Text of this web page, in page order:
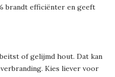
brandt efficiënter en geeft
of gelijmd hout. Dat kan
Kies liever voor